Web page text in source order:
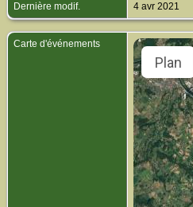
Dernière modif. 4 avr 2021
Carte d'événements
Plan